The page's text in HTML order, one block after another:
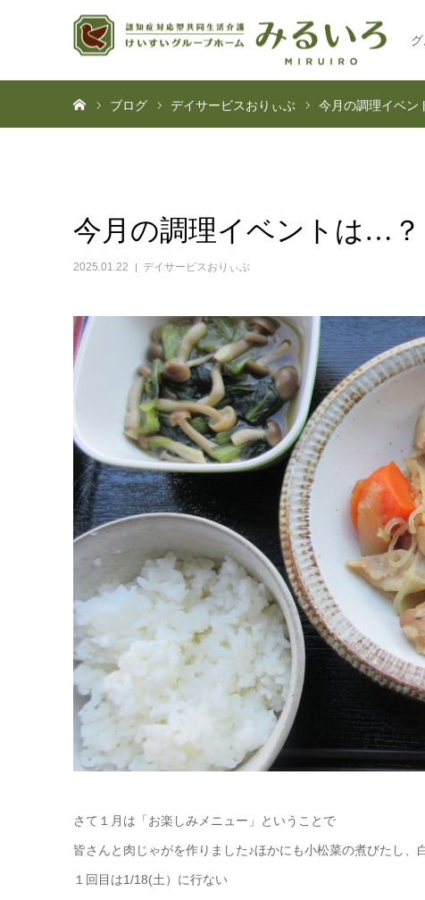
ブログ デイサービスおりぃぶ 今月の調理イベン
今月の調理イベントは…？
2025.01.22 デイサービスおりぃぶ
さて１月は「お楽しみメニュー」ということで
皆さんと肉じゃがを作りました♪ほかにも小松菜の煮びたし、
１回目は1/18(土）に行ない